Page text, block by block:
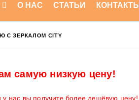
О НАС СТАТЬИ КОНТАКТЫ
С ЗЕРКАЛОМ CITY
самую низкую цену!
нас вы получите более дешёвую цену!